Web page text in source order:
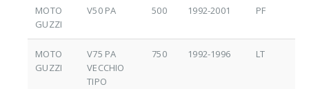
MOTO
GUZZI
V50 PA 500 1992-2001 PF
MOTO
GUZZI
V75 PA
VECCHIO
TIPO
750 1992-1996 LT